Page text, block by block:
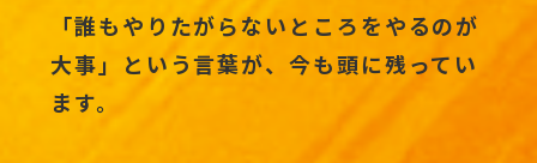
「誰もやりたがらないところをやるのが
大事」という言葉が、今も頭に残ってい
ます。